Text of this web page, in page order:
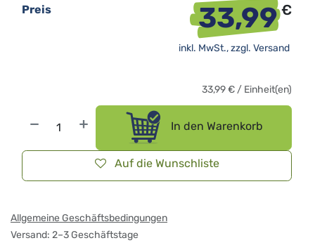
In den Warenkorb
Auf die Wunschliste
Preis 33,99€
inkl. MwSt., zzgl. Versand
33,99€ / Einheit(en)
Allgemeine Geschäftsbedingungen
Versand: 2–3 Geschäftstage